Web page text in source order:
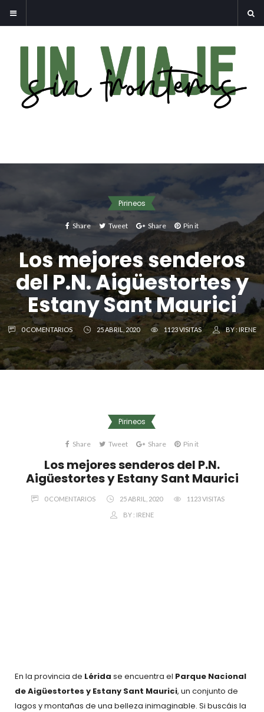
Pirineos
Share Tweet Share Pin it
Los mejores senderos
del P.N. Aigüestortes y
Estany Sant Maurici
0 COMENTARIOS 25 ABRIL, 2020 1123 VISITAS BY : IRENE
Pirineos
Share Tweet Share Pin it
Los mejores senderos del P.N.
Aigüestortes y Estany Sant Maurici
0 COMENTARIOS 25 ABRIL, 2020 1123 VISITAS
BY : IRENE
En la provincia de Lérida se encuentra el Parque Nacional
de Aigüestortes y Estany Sant Maurici, un conjunto de
lagos y montañas de una belleza inimaginable. Si buscáis la